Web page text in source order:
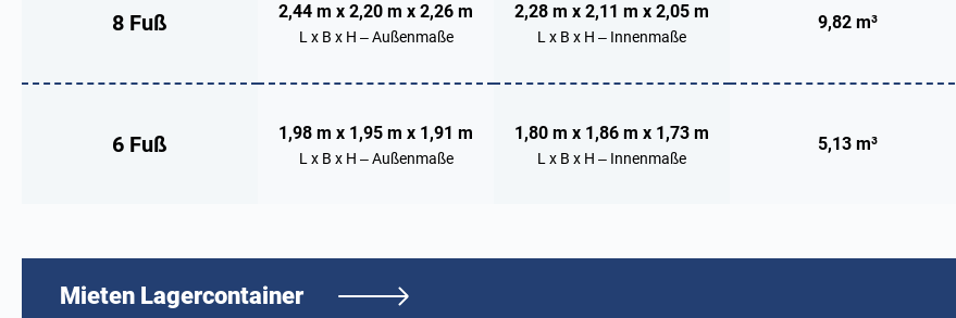
8 Fuß 2,44 m x 2,20 m x 2,26 m
L x B x H – Außenmaße
2,28 m x 2,11 m x 2,05 m
L x B x H – Innenmaße
9,82 m³
6 Fuß 1,98 m x 1,95 m x 1,91 m
L x B x H – Außenmaße
1,80 m x 1,86 m x 1,73 m
L x B x H – Innenmaße
5,13 m³
Mieten Lagercontainer